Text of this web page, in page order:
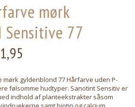
mørk
77
gyldenblond 77 Hårfarve uden P-
følsomme hudtyper. Sanotint Sensitiv er
indhold af planteekstrakter såsom